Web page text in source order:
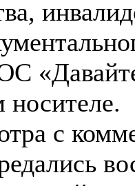
носителе.
с